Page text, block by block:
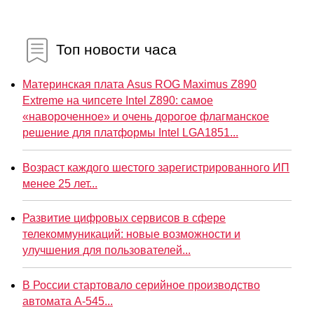
Топ новости часа
Материнская плата Asus ROG Maximus Z890
Extreme на чипсете Intel Z890: самое
«навороченное» и очень дорогое флагманское
решение для платформы Intel LGA1851...
Возраст каждого шестого зарегистрированного ИП
менее 25 лет...
Развитие цифровых сервисов в сфере
телекоммуникаций: новые возможности и
улучшения для пользователей...
В России стартовало серийное производство
автомата А-545...